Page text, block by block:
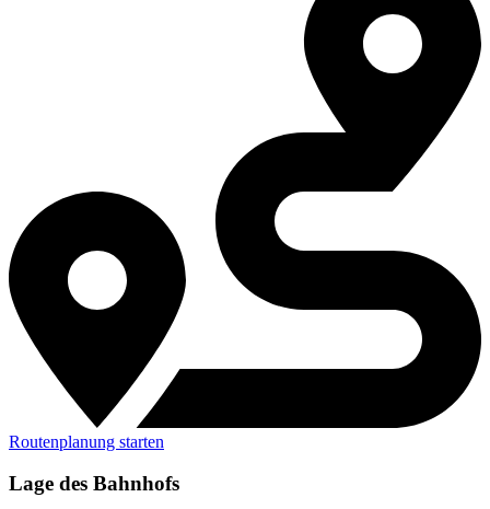
Routenplanung starten
Lage des Bahnhofs